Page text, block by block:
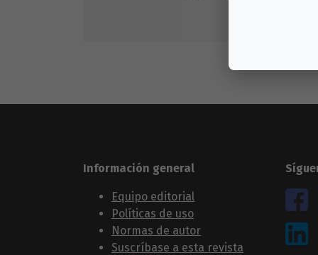
Información general
Equipo editorial
Políticas de uso
Normas de autor
Suscríbase a esta revista